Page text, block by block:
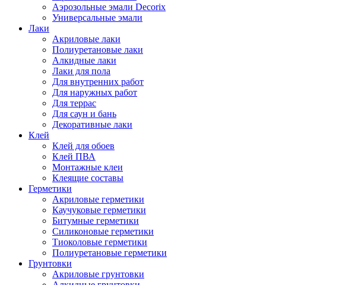
Аэрозольные эмали Decorix
Универсальные эмали
Лаки
Акриловые лаки
Полиуретановые лаки
Алкидные лаки
Лаки для пола
Для внутренних работ
Для наружных работ
Для террас
Для саун и бань
Декоративные лаки
Клей
Клей для обоев
Клей ПВА
Монтажные клеи
Клеящие составы
Герметики
Акриловые герметики
Каучуковые герметики
Битумные герметики
Силиконовые герметики
Тиоколовые герметики
Полиуретановые герметики
Грунтовки
Акриловые грунтовки